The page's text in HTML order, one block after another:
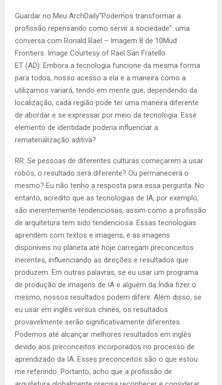
Guardar no Meu ArchDaily“Podemos transformar a
profissão repensando como servir a sociedade”: uma
conversa com Ronald Rael – Imagem 8 de 10Mud
Frontiers. Image Courtesy of Rael San Fratello
ET (AD): Embora a tecnologia funcione da mesma forma
para todos, nosso acesso a ela e a maneira como a
utilizamos variará, tendo em mente que, dependendo da
localização, cada região pode ter uma maneira diferente
de abordar e se expressar por meio da tecnologia. Esse
elemento de identidade poderia influenciar a
rematerialização aditiva?
RR: Se pessoas de diferentes culturas começarem a usar
robôs, o resultado será diferente? Ou permanecerá o
mesmo? Eu não tenho a resposta para essa pergunta. No
entanto, acredito que as tecnologias de IA, por exemplo,
são inerentemente tendenciosas, assim como a profissão
de arquitetura tem sido tendenciosa. Essas tecnologias
aprendem com textos e imagens, e as imagens
disponíveis no planeta até hoje carregam preconceitos
inerentes, influenciando as direções e resultados que
produzem. Em outras palavras, se eu usar um programa
de produção de imagens de IA e alguém da Índia fizer o
mesmo, nossos resultados podem diferir. Além disso, se
eu usar em inglês versus chinês, os resultados
provavelmente serão significativamente diferentes.
Podemos até alcançar melhores resultados em inglês
devido aos preconceitos incorporados no processo de
aprendizado da IA. Esses preconceitos são o que estou
me referindo. Portanto, acho que a profissão de